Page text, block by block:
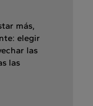
más,
elegir
las
las